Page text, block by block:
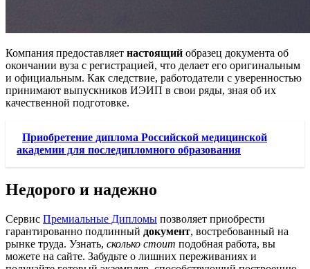
Компания предоставляет настоящий образец документа об
окончании вуза с регистрацией, что делает его оригинальным
и официальным. Как следствие, работодатели с уверенностью
принимают выпускников ИЭИП в свои ряды, зная об их
качественной подготовке.
Приобретение диплома Российской медицинской
академии для последипломного образования
Недорого и надежно
Сервис Премиальные Дипломы позволяет приобрести
гарантированно подлинный документ, востребованный на
рынке труда. Узнать, сколько стоит подобная работа, вы
можете на сайте. Забудьте о лишних переживаниях и